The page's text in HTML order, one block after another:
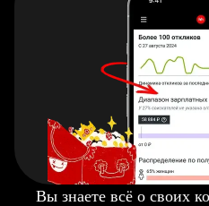
Вы знаете всё о своих